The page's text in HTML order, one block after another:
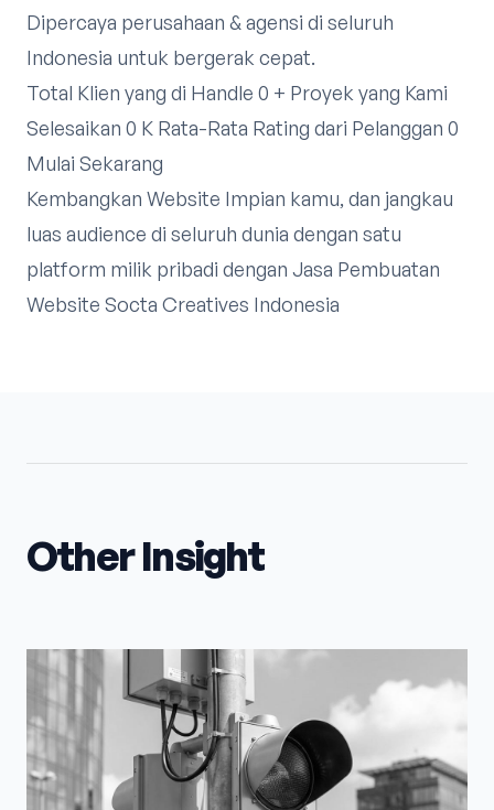
Dipercaya perusahaan & agensi di seluruh
Indonesia untuk bergerak cepat.
Total Klien yang di Handle 0 + Proyek yang Kami
Selesaikan 0 K Rata-Rata Rating dari Pelanggan 0
Mulai Sekarang
Kembangkan Website Impian kamu, dan jangkau
luas audience di seluruh dunia dengan satu
platform milik pribadi dengan Jasa Pembuatan
Website Socta Creatives Indonesia
Other Insight